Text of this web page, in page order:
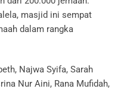
masjid ini sempat
dalam rangka
Najwa Syifa, Sarah
Nur Aini, Rana Mufidah,